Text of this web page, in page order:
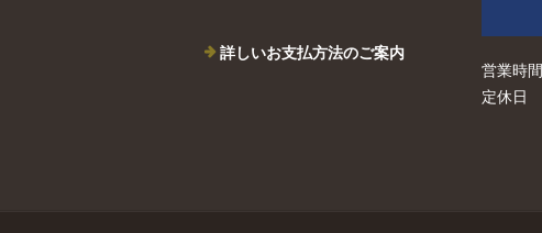
詳しいお支払方法のご案内
営業時間
定休日